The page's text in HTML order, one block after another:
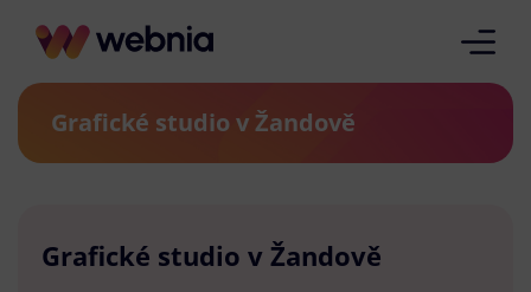
Grafické studio v Žandově
Grafické studio v Žandově